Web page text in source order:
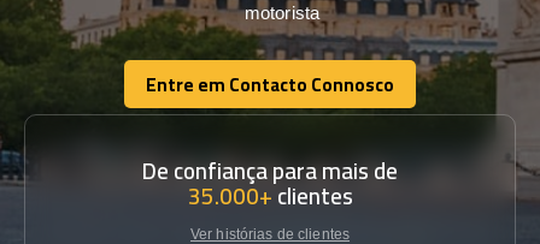
motorista
Entre em Contacto Connosco
Entre em Contacto Connosco
De confiança para mais de
35.000+clientes
Ver histórias de clientes